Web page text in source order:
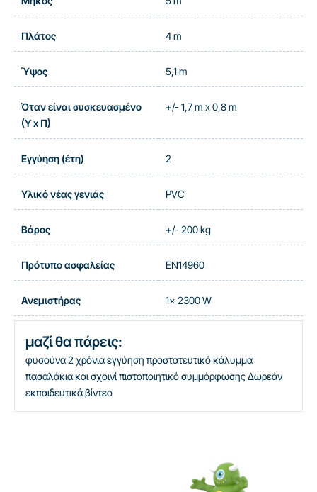
Πλάτος 4 m
Ύψος 5,1 m
Όταν είναι συσκευασμένο
(Υ x Π)
+/- 1,7 m x 0,8 m
Εγγύηση (έτη) 2
Υλικό νέας γενιάς PVC
Βάρος +/- 200 kg
Πρότυπο ασφαλείας EN14960
Ανεμιστήρας 1x 2300 W
μαζί θα πάρεις:
φυσούνα2 χρόνια εγγύηση προστατευτικό κάλυμμα
πασαλάκια και σχοινίπιστοποιητικό συμμόρφωσηςΔωρεάν
εκπαιδευτικά βίντεο